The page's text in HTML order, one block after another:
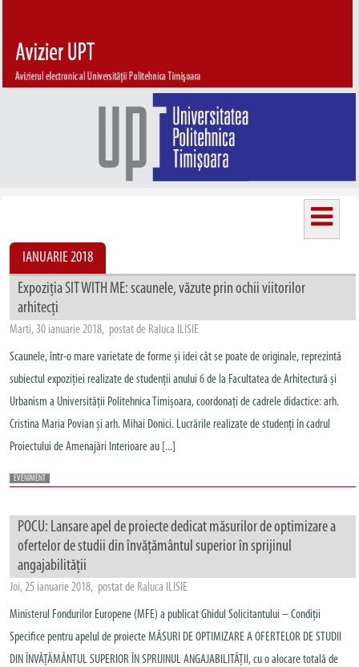
IANUARIE 2018
Expoziția SIT WITH ME: scaunele, văzute prin ochii viitorilor
arhitecți
Marti, 30 ianuarie 2018, postat de Raluca ILISIE
Scaunele, într-o mare varietate de forme și idei cât se poate de originale, reprezintă
subiectul expoziției realizate de studenții anului 6 de la Facultatea de Arhitectură și
Urbanism a Universității Politehnica Timișoara, coordonați de cadrele didactice: arh.
Cristina Maria Povian și arh. Mihai Donici. Lucrările realizate de studenți în cadrul
Proiectului de Amenajări Interioare au [...]
EVENIMENT
POCU: Lansare apel de proiecte dedicat măsurilor de optimizare a
ofertelor de studii din învăţământul superior în sprijinul
angajabilităţii
Joi, 25 ianuarie 2018, postat de Raluca ILISIE
Ministerul Fondurilor Europene (MFE) a publicat Ghidul Solicitantului – Condiţii
Specifice pentru apelul de proiecte MĂSURI DE OPTIMIZARE A OFERTELOR DE STUDII
DIN ÎNVĂȚĂMÂNTUL SUPERIOR ÎN SPRIJINUL ANGAJABILITĂȚII, cu o alocare totală de